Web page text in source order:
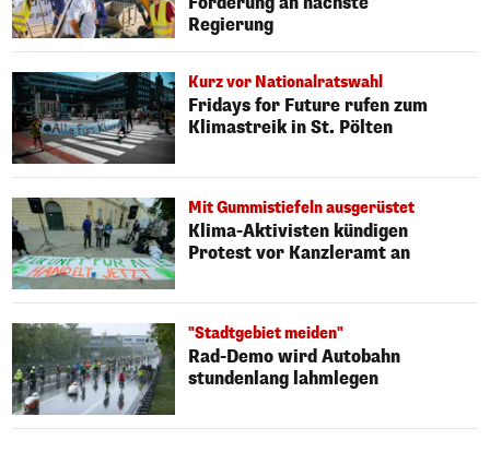
Regierung
Kurz vor Nationalratswahl
Fridays for Future rufen zum
Klimastreik in St. Pölten
Mit Gummistiefeln ausgerüstet
Klima-Aktivisten kündigen
Protest vor Kanzleramt an
"Stadtgebiet meiden"
Rad-Demo wird Autobahn
stundenlang lahmlegen